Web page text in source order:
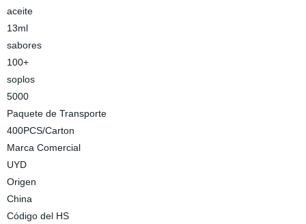
aceite
13ml
sabores
100+
soplos
5000
Paquete de Transporte
400PCS/Carton
Marca Comercial
UYD
Origen
China
Código del HS